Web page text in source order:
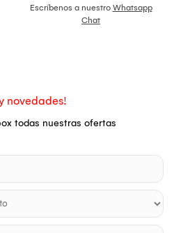
Escríbenos a nuestro Whatsapp
Chat
novedades!
todas nuestras ofertas